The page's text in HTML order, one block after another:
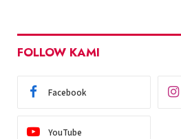
FOLLOW KAMI
Facebook
YouTube